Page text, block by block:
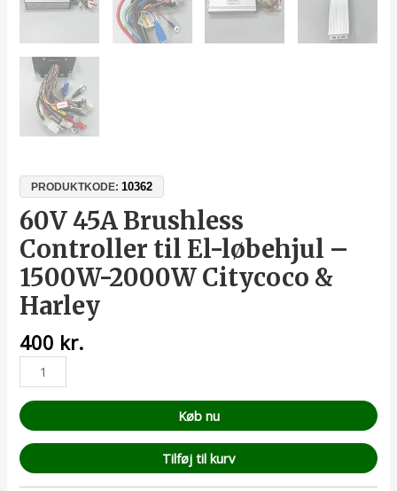
PRODUKTKODE:10362
60V 45A Brushless
Controller til El-løbehjul –
1500W-2000W Citycoco &
Harley
400 kr.
Køb nu
Tilføj til kurv